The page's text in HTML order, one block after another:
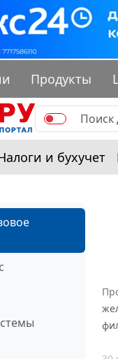
Продукты
и бухучет